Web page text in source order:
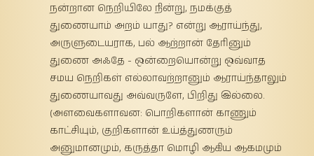
நன்றான நெறியிலே நின்று, நமக்குத்
துணையாம் அறம் யாது? என்று ஆராய்ந்து,
அருளுடையராக, பல் ஆற்றான் தேரினும்
துணை அஃதே - ஒன்றையொன்று ஒவ்வாத
சமய நெறிகள் எல்லாவற்றானும் ஆராய்ந்தாலும்
துணையாவது அவ்வருளே, பிறிது இல்லை.
(அளவைகளாவன: பொறிகளான் காணும்
காட்சியும், குறிகளான் உய்த்துணரும்
அனுமானமும், கருத்தா மொழி ஆகிய ஆகமமும்